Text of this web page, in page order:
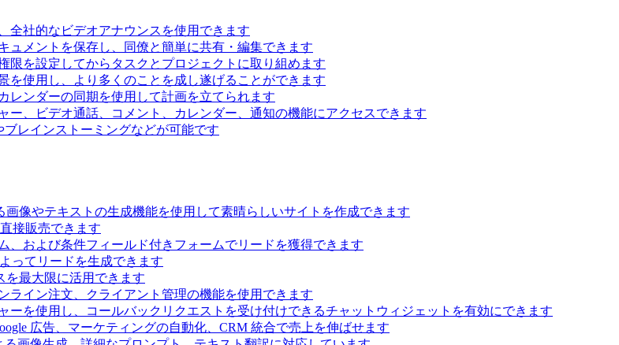
全社的なビデオアナウンスを使用できます
ュメントを保存し、同僚と簡単に共有・編集できます
限を設定してからタスクとプロジェクトに取り組めます
を使用し、より多くのことを成し遂げることができます
レンダーの同期を使用して計画を立てられます
ー、ビデオ通話、コメント、カレンダー、通知の機能にアクセスできます
レインストーミングなどが可能です
像やテキストの生成機能を使用して素晴らしいサイトを作成できます
直接販売できます
、および条件フィールド付きフォームでリードを獲得できます
ってリードを生成できます
を最大限に活用できます
ライン注文、クライアント管理の機能を使用できます
ーを使用し、コールバックリクエストを受け付けできるチャットウィジェットを有効にできます
広告、マーケティングの自動化、CRM 統合で売上を伸ばせます